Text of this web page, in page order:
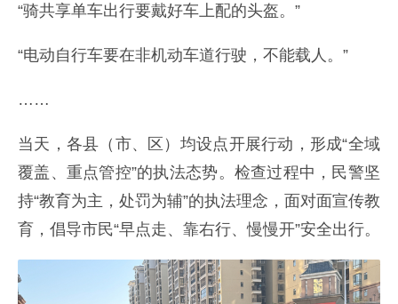
“骑共享单车出行要戴好车上配的头盔。”
“电动自行车要在非机动车道行驶，不能载人。”
……
当天，各县（市、区）均设点开展行动，形成“全域
覆盖、重点管控”的执法态势。检查过程中，民警坚
持“教育为主，处罚为辅”的执法理念，面对面宣传教
育，倡导市民“早点走、靠右行、慢慢开”安全出行。